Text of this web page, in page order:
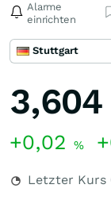
Alarme
einrichten
Stuttgart
3,604
+0,02 %
Letzter Kurs